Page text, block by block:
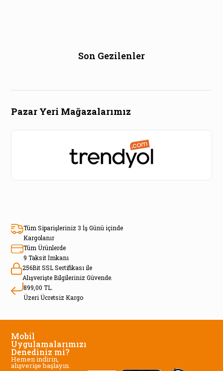
Son Gezilenler
Pazar Yeri Mağazalarımız
Tüm Siparişleriniz 3 İş Günü içinde
Kargolanır
Tüm Ürünlerde
9 Taksit İmkanı
256Bit SSL Sertifikası ile
Alışverişte Bilgileriniz Güvende.
899,00 TL.
Üzeri Ücretsiz Kargo
Mobil
Uygulamalarımızı
Denediniz mi?
Hemen indirin,
alışverişe başlayın.